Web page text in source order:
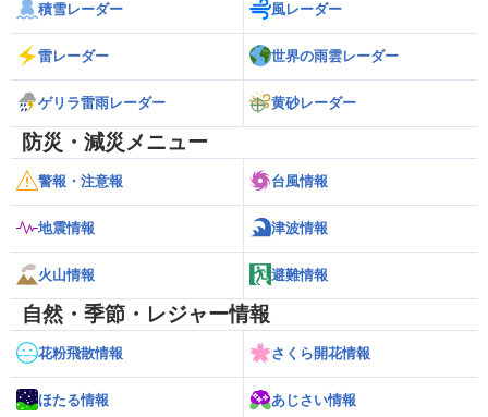
積雪レーダー 風レーダー
雷レーダー 世界の雨雲レーダー
ゲリラ雷雨レーダー 黄砂レーダー
防災・減災メニュー
警報・注意報 台風情報
地震情報 津波情報
火山情報 避難情報
自然・季節・レジャー情報
花粉飛散情報 さくら開花情報
ほたる情報 あじさい情報